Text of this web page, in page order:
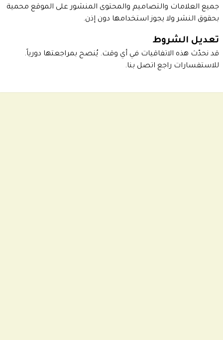
جميع العلامات والتصاميم والمحتوى المنشور على الموقع محمية
بحقوق النشر ولا يجوز استخدامها دون إذن.
تعديل الشروط
قد نحدّث هذه الاتفاقيات في أي وقت. يُنصح بمراجعتها دورياً.
للاستفسارات راجع اتصل بنا.